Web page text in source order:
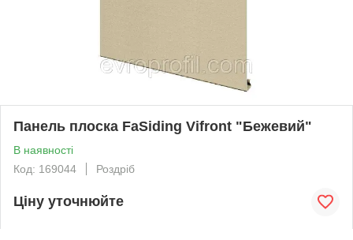
Панель плоска FaSiding Vifront "Бежевий"
В наявності
Код: 169044
Роздріб
Ціну уточнюйте